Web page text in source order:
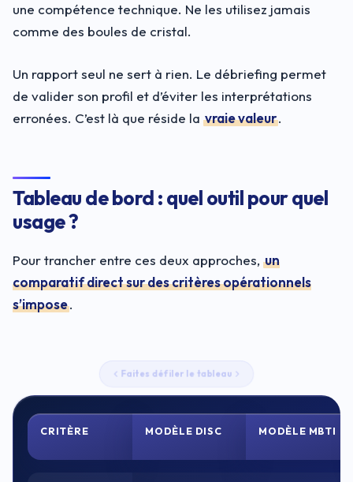
une compétence technique. Ne les utilisez jamais
comme des boules de cristal.
Un rapport seul ne sert à rien. Le débriefing permet
de valider son profil et d’éviter les interprétations
erronées. C’est là que réside la vraie valeur.
Tableau de bord : quel outil pour quel
usage ?
Pour trancher entre ces deux approches, un
comparatif direct sur des critères opérationnels
s’impose.
Faites défiler le tableau
CRITÈRE MODÈLE DISC MODÈLE MBTI